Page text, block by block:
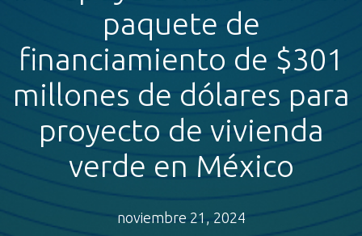
paquete de
financiamiento de $301
millones de dólares para
proyecto de vivienda
verde en México
noviembre 21, 2024